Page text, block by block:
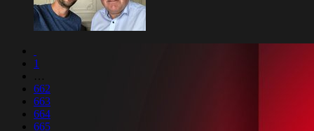
1
…
662
663
664
665